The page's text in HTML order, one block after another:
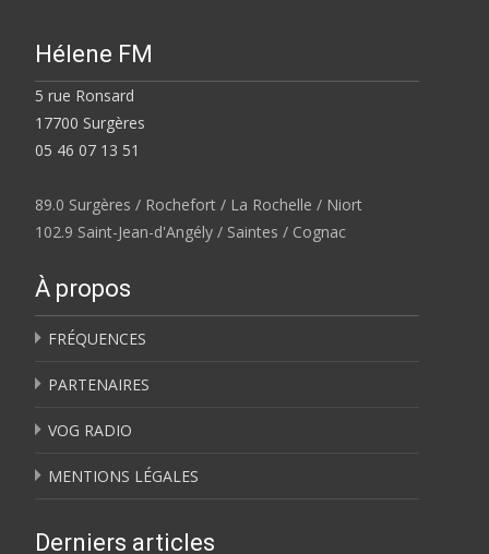
Hélene FM
5 rue Ronsard
17700 Surgères
05 46 07 13 51
89.0 Surgères / Rochefort / La Rochelle / Niort
102.9 Saint-Jean-d'Angély / Saintes / Cognac
À propos
FRÉQUENCES
PARTENAIRES
VOG RADIO
MENTIONS LÉGALES
Derniers articles